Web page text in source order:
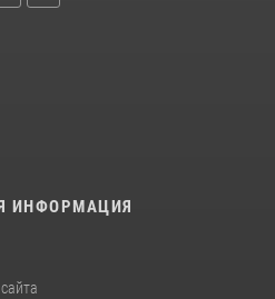
ИНФОРМАЦИЯ